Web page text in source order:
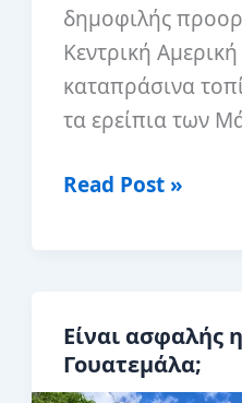
δημοφιλής
Κεντρική
καταπράσινα
τα ερείπια των
Η
επισκεφθείτε
τη
Read Post »
Είναι ασφαλής
Γουατεμάλα;